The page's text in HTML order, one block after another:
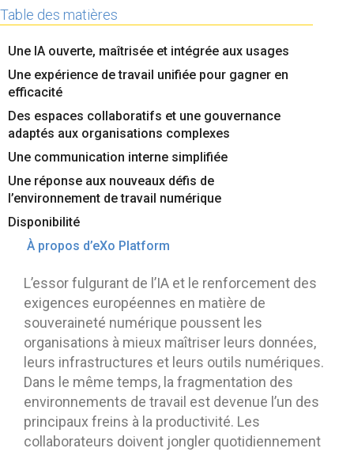
Contactez-nous
Table des matières
Une IA ouverte, maîtrisée et intégrée aux usages
Une expérience de travail unifiée pour gagner en
efficacité
Des espaces collaboratifs et une gouvernance
adaptés aux organisations complexes
Une communication interne simplifiée
Une réponse aux nouveaux défis de
l’environnement de travail numérique
Disponibilité
À propos d’eXo Platform
L’essor fulgurant de l’IA et le renforcement des
exigences européennes en matière de
souveraineté numérique poussent les
organisations à mieux maîtriser leurs données,
leurs infrastructures et leurs outils numériques.
Dans le même temps, la fragmentation des
environnements de travail est devenue l’un des
principaux freins à la productivité. Les
collaborateurs doivent jongler quotidiennement